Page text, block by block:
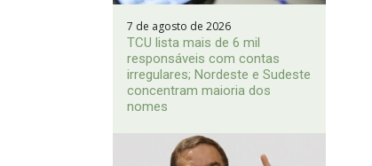
7 de agosto de 2026
TCU lista mais de 6 mil
responsáveis com contas
irregulares; Nordeste e Sudeste
concentram maioria dos
nomes